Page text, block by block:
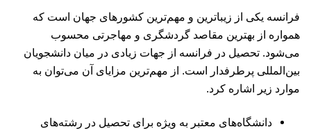
فرانسه یکی از زیباترین و مهم‌ترین کشورهای جهان است که
همواره از بهترین مقاصد گردشگری و مهاجرتی محسوب
می‌شود. تحصیل در فرانسه از جهات زیادی در میان دانشجویان
بین‌المللی پرطرفدار است. از مهم‌ترین مزایای آن می‌توان به
موارد زیر اشاره کرد.
دانشگاه‌های معتبر به ویژه برای تحصیل در رشته‌های